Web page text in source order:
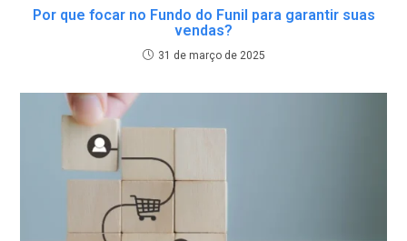
Por que focar no Fundo do Funil para garantir suas
vendas?
31 de março de 2025